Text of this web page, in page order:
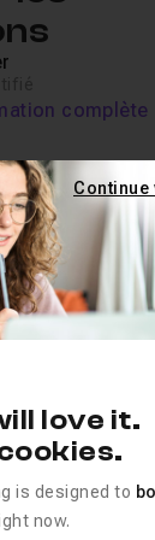
complète